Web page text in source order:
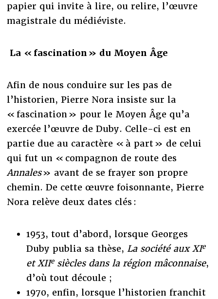
papier qui invite à lire, ou relire, l’œuvre
magistrale du médiéviste.
La « fascination » du Moyen Âge
Afin de nous conduire sur les pas de
l’historien, Pierre Nora insiste sur la
« fascination » pour le Moyen Âge qu’a
exercée l’œuvre de Duby. Celle-ci est en
partie due au caractère « à part » de celui
qui fut un « compagnon de route des
Annales» avant de se frayer son propre
chemin. De cette œuvre foisonnante, Pierre
Nora relève deux dates clés :
1953, tout d’abord, lorsque Georges
Duby publia sa thèse, La société aux XIe
et XIIesiècles dans la région mâconnaise,
d’où tout découle ;
1970, enfin, lorsque l’historien franchit